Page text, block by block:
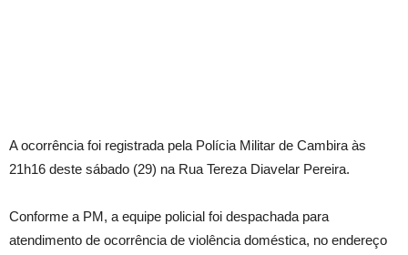
A ocorrência foi registrada pela Polícia Militar de Cambira às
21h16 deste sábado (29) na Rua Tereza Diavelar Pereira.
Conforme a PM, a equipe policial foi despachada para
atendimento de ocorrência de violência doméstica, no endereço